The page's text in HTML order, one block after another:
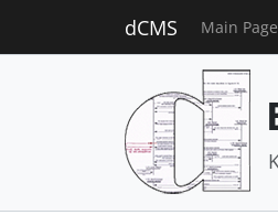
dCMS Main Page